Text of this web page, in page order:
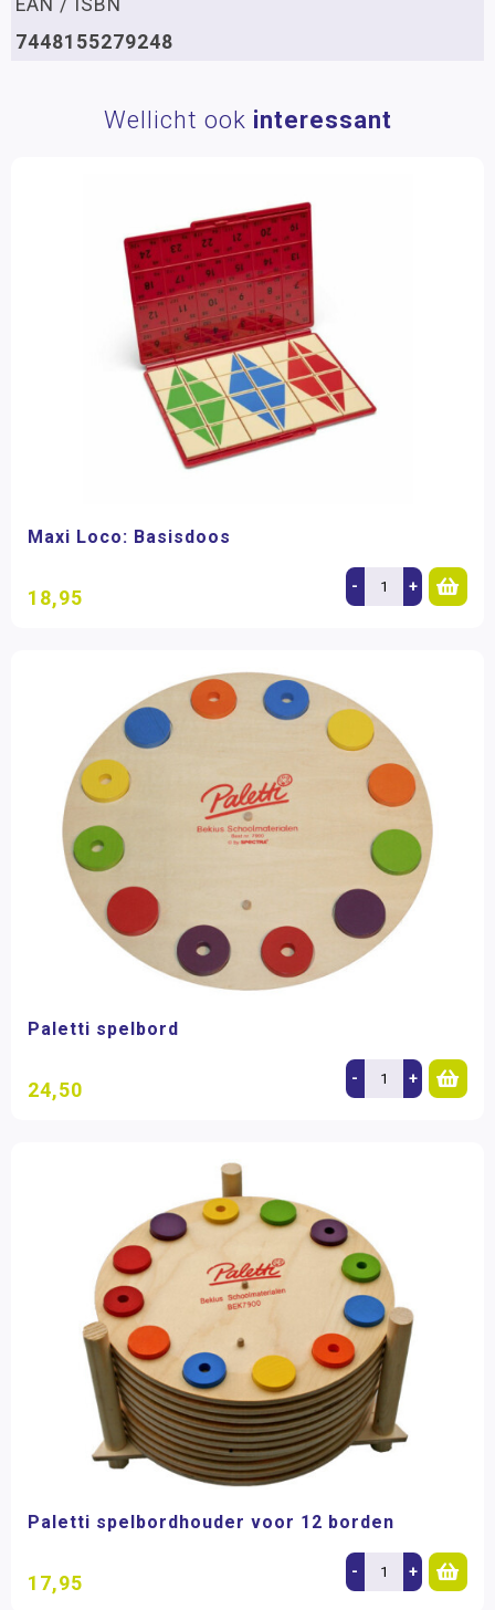
EAN / ISBN
7448155279248
Wellicht ook interessant
Maxi Loco: Basisdoos
18,95 - +
Paletti spelbord
24,50 - +
Paletti spelbordhouder voor 12 borden
17,95 - +